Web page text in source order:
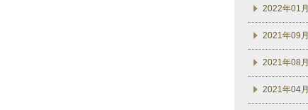
2022年01月
2021年09月
2021年08月
2021年04月